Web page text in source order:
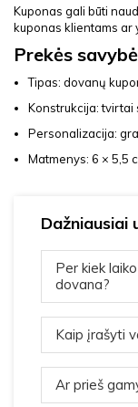
Kuponas gali būti
kuponas klientams ar
Prekės
Tipas: dovanų
Konstrukcija: tvirtai
Personalizacija:
Matmenys: 6 × 5,5
Dažniausiai
Per kiek
dovana?
Kaip įrašyti
Ar prieš